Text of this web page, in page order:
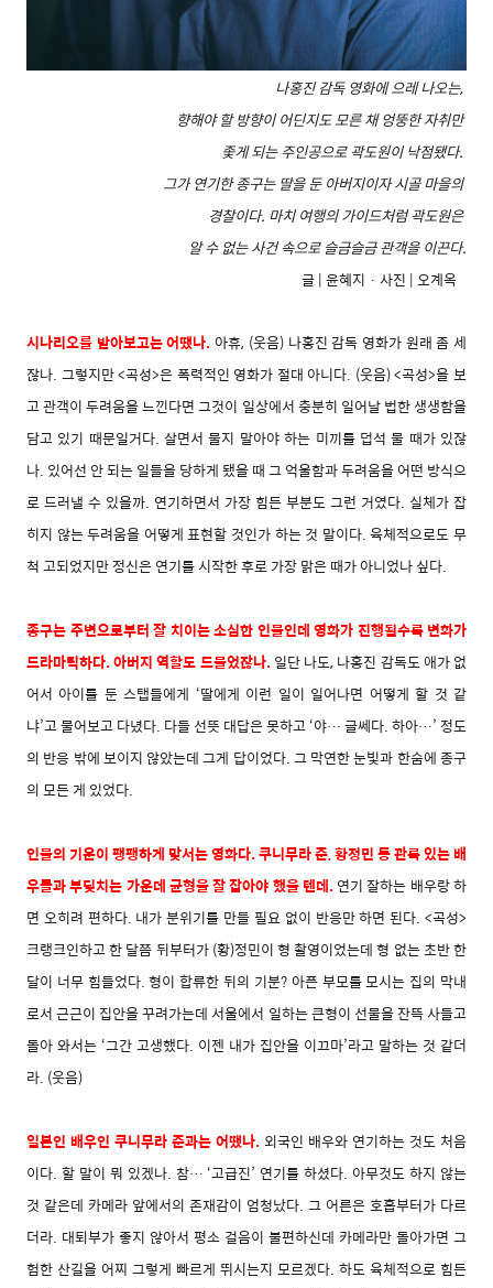
나홍진 감독 영화에 으레 나오는,
향해야 할 방향이 어딘지도 모른 채 엉뚱한 자취만
좇게 되는 주인공으로 곽도원이 낙점됐다.
그가 연기한 종구는 딸을 둔 아버지이자 시골 마을의
경찰이다. 마치 여행의 가이드처럼 곽도원은
알 수 없는 사건 속으로 슬금슬금 관객을 이끈다.
글 | 윤혜지 · 사진 | 오계옥
시나리오를 받아보고는 어땠나. 아휴, (웃음) 나홍진 감독 영화가 원래 좀 세
잖나. 그렇지만 <곡성>은 폭력적인 영화가 절대 아니다. (웃음) <곡성>을 보
고 관객이 두려움을 느낀다면 그것이 일상에서 충분히 일어날 법한 생생함을
담고 있기 때문일거다. 살면서 물지 말아야 하는 미끼를 덥석 물 때가 있잖
나. 있어선 안 되는 일들을 당하게 됐을 때 그 억울함과 두려움을 어떤 방식으
로 드러낼 수 있을까. 연기하면서 가장 힘든 부분도 그런 거였다. 실체가 잡
히지 않는 두려움을 어떻게 표현할 것인가 하는 것 말이다. 육체적으로도 무
척 고되었지만 정신은 연기를 시작한 후로 가장 맑은 때가 아니었나 싶다.
종구는 주변으로부터 잘 치이는 소심한 인물인데 영화가 진행될수록 변화가
드라마틱하다. 아버지 역할도 드물었잖나.일단 나도, 나홍진 감독도 애가 없
어서 아이를 둔 스탭들에게 ‘딸에게 이런 일이 일어나면 어떻게 할 것 같
냐’고 물어보고 다녔다. 다들 선뜻 대답은 못하고 ‘야… 글쎄다. 하아…’ 정도
의 반응 밖에 보이지 않았는데 그게 답이었다. 그 막연한 눈빛과 한숨에 종구
의 모든 게 있었다.
인물의 기운이 팽팽하게 맞서는 영화다.쿠니무라 준, 황정민 등 관록 있는 배
우들과 부딪치는 가운데 균형을 잘 잡아야 했을 텐데.연기 잘하는 배우랑 하
면 오히려 편하다. 내가 분위기를 만들 필요 없이 반응만 하면 된다. <곡성>
크랭크인하고 한 달쯤 뒤부터가 (황)정민이 형 촬영이었는데 형 없는 초반 한
달이 너무 힘들었다. 형이 합류한 뒤의 기분? 아픈 부모를 모시는 집의 막내
로서 근근이 집안을 꾸려가는데 서울에서 일하는 큰형이 선물을 잔뜩 사들고
돌아 와서는 ‘그간 고생했다. 이젠 내가 집안을 이끄마’라고 말하는 것 같더
라. (웃음)
일본인 배우인 쿠니무라 준과는 어땠나.외국인 배우와 연기하는 것도 처음
이다. 할 말이 뭐 있겠나. 참… ‘고급진’ 연기를 하셨다. 아무것도 하지 않는
것 같은데 카메라 앞에서의 존재감이 엄청났다. 그 어른은 호흡부터가 다르
더라. 대퇴부가 좋지 않아서 평소 걸음이 불편하신데 카메라만 돌아가면 그
험한 산길을 어찌 그렇게 빠르게 뛰시는지 모르겠다. 하도 육체적으로 힘든